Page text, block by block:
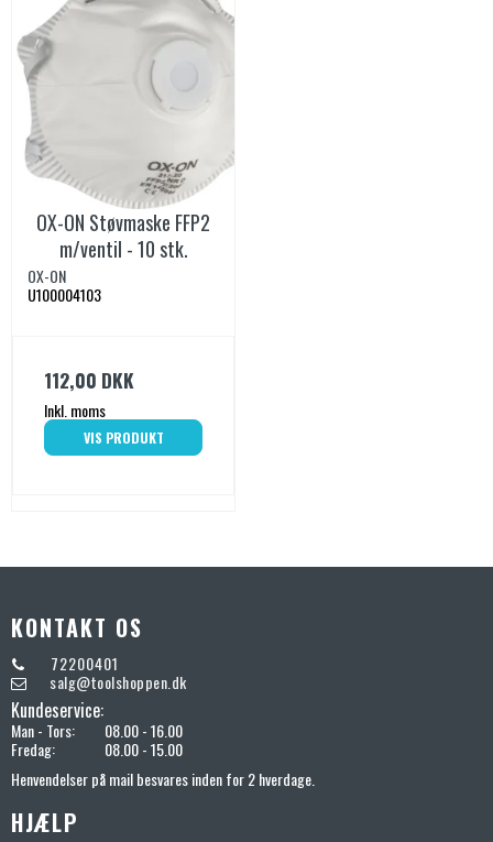
OX-ON Støvmaske FFP2
m/ventil - 10 stk.
OX-ON
U100004103
112,00 DKK
Inkl. moms
VIS PRODUKT
KONTAKT OS
72200401
salg@toolshoppen.dk
Kundeservice:
Man - Tors:
08.00 - 16.00
Fredag:
08.00 - 15.00
Henvendelser på mail besvares inden for 2 hverdage.
HJÆLP